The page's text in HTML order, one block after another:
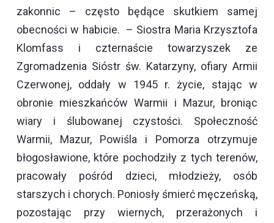
zakonnic – często będące skutkiem samej
obecności w habicie. – Siostra Maria Krzysztofa
Klomfass i czternaście towarzyszek ze
Zgromadzenia Sióstr św. Katarzyny, ofiary Armii
Czerwonej, oddały w 1945 r. życie, stając w
obronie mieszkańców Warmii i Mazur, broniąc
wiary i ślubowanej czystości. Społeczność
Warmii, Mazur, Powiśla i Pomorza otrzymuje
błogosławione, które pochodziły z tych terenów,
pracowały pośród dzieci, młodzieży, osób
starszych i chorych. Poniosły śmierć męczeńską,
pozostając przy wiernych, przerażonych i